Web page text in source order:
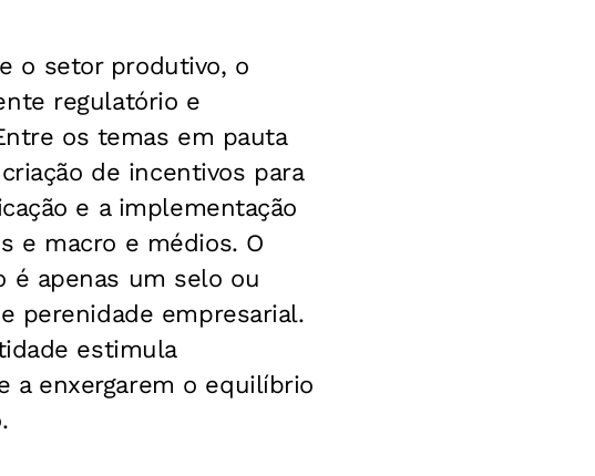
o setor produtivo, o
regulatório e
os temas em pauta
de incentivos para
e a implementação
e macro e médios. O
é apenas um selo ou
perenidade empresarial.
estimula
a enxergarem o equilíbrio